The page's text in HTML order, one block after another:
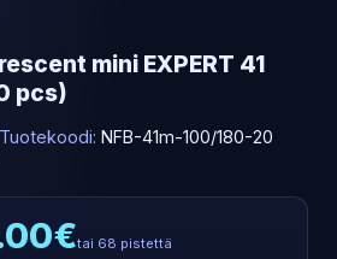
mini EXPERT 41
pcs)
Tuotekoodi: NFB-41m-100/180-20
tai 68 pistettä